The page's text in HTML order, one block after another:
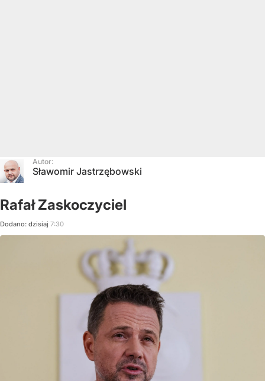
Autor:
Sławomir Jastrzębowski
Rafał Zaskoczyciel
Dodano: dzisiaj 7:30